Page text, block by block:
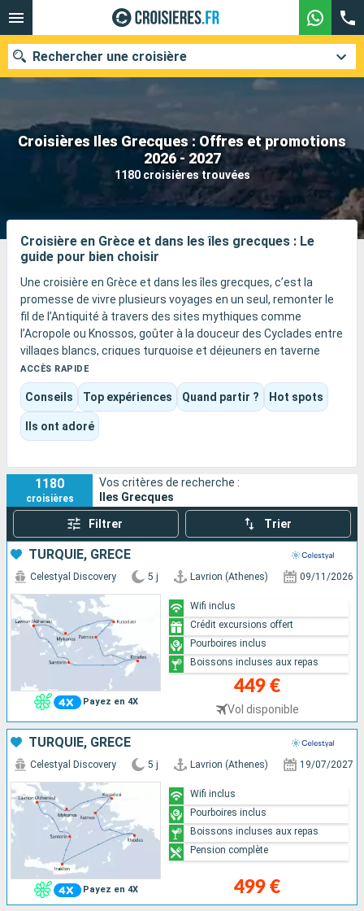
Croisières Iles Grecques : Offres et promotions
2026 - 2027
1180 croisières trouvées
Rechercher une croisière
Nos destinations
Ports Compagnies
Rechercher
Croisière en Grèce et dans les îles grecques : Le
guide pour bien choisir
Une croisière en Grèce et dans les îles grecques, c’est la
promesse de vivre plusieurs voyages en un seul, remonter le
fil de l’Antiquité à travers des sites mythiques comme
l’Acropole ou Knossos, goûter à la douceur des Cyclades entre
villages blancs, criques turquoise et déjeuners en taverne
face à la mer, ou savourer le plaisir d’un navire conçu comme
un véritable lieu de vie, entre détente, spectacles, piscines et
animations pour tous les âges.
Selon l’itinéraire et le bateau choisis, l’expérience peut être
culturelle, balnéaire, gastronomique ou plus résolument
douces, moments de calme ou loisirs à bord chacun peut y
trouver sa propre Grèce.
ACCÈS RAPIDE
Conseils Top expériences Quand partir ? Hot spots
Ils ont adoré
1180
croisières
Vos critères de recherche :
Iles Grecques
Filtrer Trier
TURQUIE, GRÈCE
Payez en 4X
Celestyal Discovery 5 j Lavrion (Athenes) 09/11/2026
449 €
Vol disponible
Wifi inclus
Crédit excursions offert
Pourboires inclus
Boissons incluses aux repas
TURQUIE, GRÈCE
Payez en 4X
Celestyal Discovery 5 j Lavrion (Athenes) 19/07/2027
499 €
Wifi inclus
Pourboires inclus
Boissons incluses aux repas
Pension complète